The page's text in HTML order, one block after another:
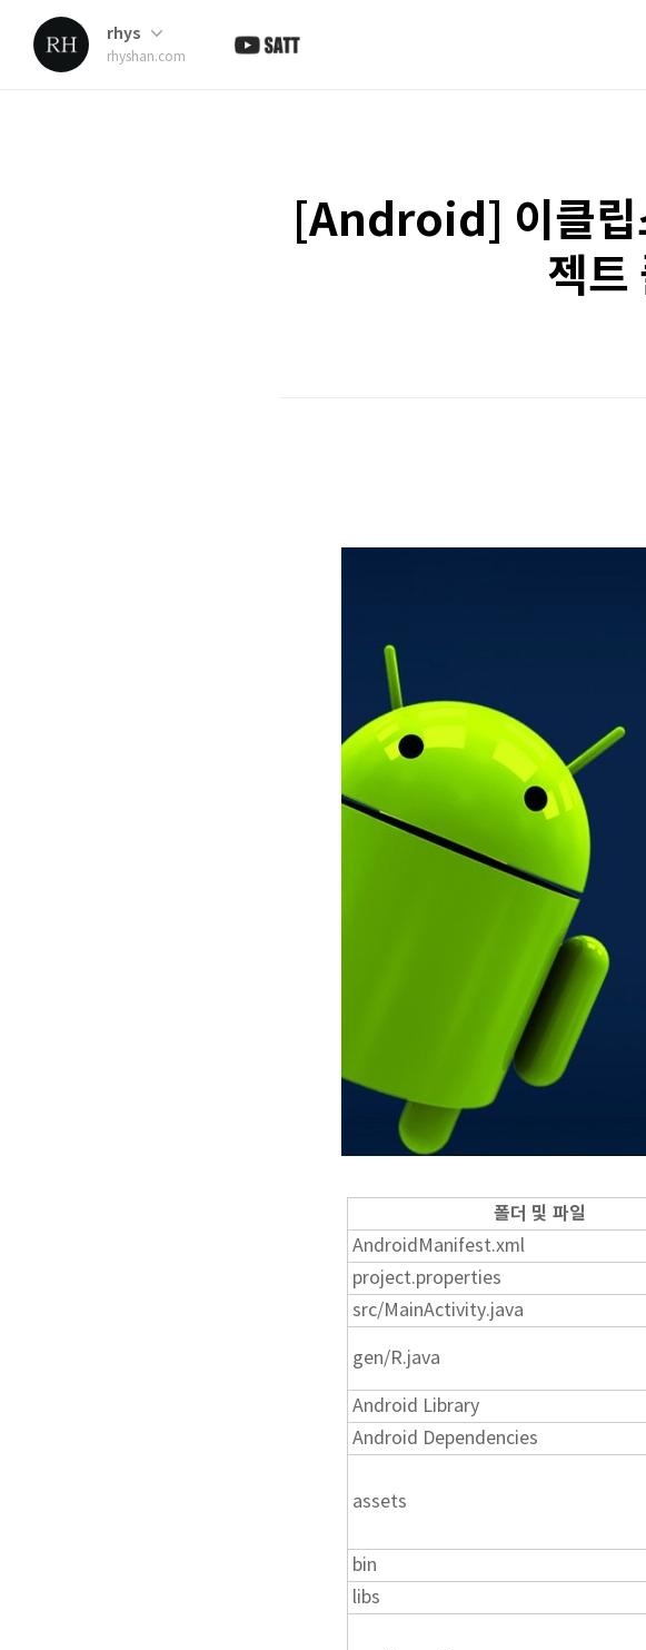
rhys
rhyshan.com
[Android] 이클립
젝트
폴더 및 파일
AndroidManifest.xml
project.properties
src/MainActivity.java
gen/R.java
Android Library
Android Dependencies
assets
bin
libs